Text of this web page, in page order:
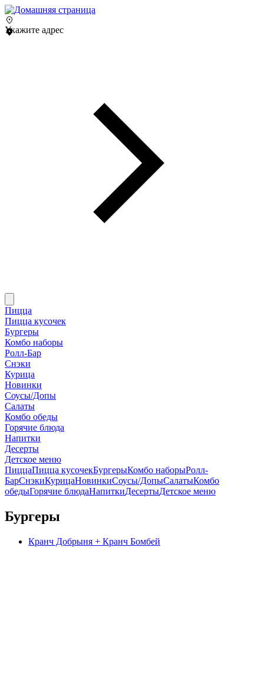
Укажите адрес
Пицца
Пицца кусочек
Бургеры
Комбо наборы
Ролл-Бар
Снэки
Курица
Новинки
Соусы/Допы
Салаты
Комбо обеды
Горячие блюда
Напитки
Десерты
Детское меню
ПиццаПицца кусочекБургерыКомбо наборыРолл-
БарСнэкиКурицаНовинкиСоусы/ДопыСалатыКомбо
обедыГорячие блюдаНапиткиДесертыДетское меню
Бургеры
Кранч Добрыня + Кранч Бомбей